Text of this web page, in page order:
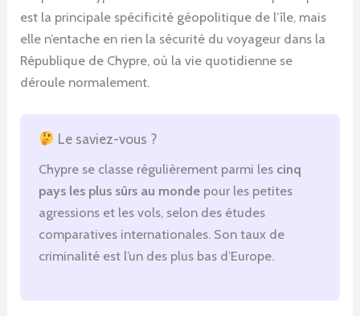
est la principale spécificité géopolitique de l’île, mais
elle n’entache en rien la sécurité du voyageur dans la
République de Chypre, où la vie quotidienne se
déroule normalement.
Le saviez-vous ?
Chypre se classe régulièrement parmi les cinq
pays les plus sûrs au monde pour les petites
agressions et les vols, selon des études
comparatives internationales. Son taux de
criminalité est l’un des plus bas d’Europe.